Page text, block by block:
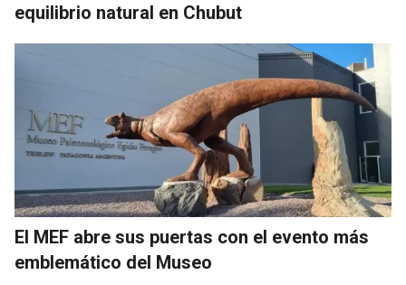
equilibrio natural en Chubut
El MEF abre sus puertas con el evento más
emblemático del Museo